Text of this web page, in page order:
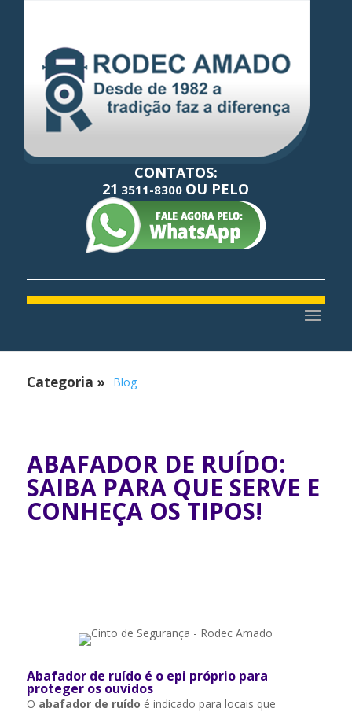
CONTATOS:
21 3511-8300 OU PELO
Categoria » Blog
ABAFADOR DE RUÍDO:
SAIBA PARA QUE SERVE E
CONHEÇA OS TIPOS!
Abafador de ruído é o epi próprio para
proteger os ouvidos
O abafador de ruído é indicado para locais que